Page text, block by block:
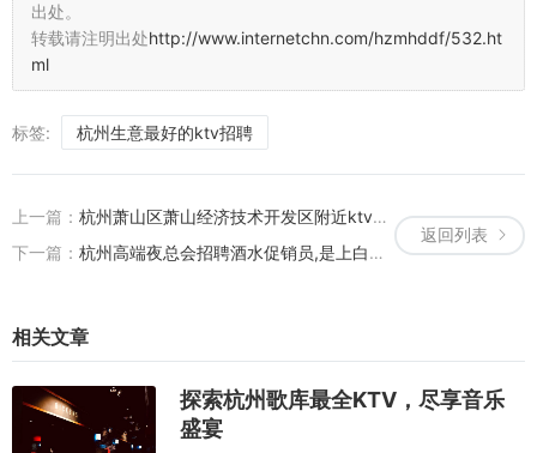
下午去空调也不开，找服务生说了几次，说是空调不好，热死人了，
快结束时另找了一个管事的，才开。杭州余杭区瓶窑镇附近酒吧招聘
【环境】KTV里环境很好我们订的是晚上六点到9点的场，去得晚了，
以微信扫码点歌，很方便。,
出处。
转载请注明出处http://www.internetchn.com/hzmhddf/532.ht
ml
标签: 杭州生意最好的ktv招聘
返回列表
上一篇： 杭州萧山区萧山经济技术开发区附近ktv招聘商务礼仪,领班直聘的
下一篇： 杭州高端夜总会招聘酒水促销员,是上白班还是上夜班
相关文章
探索杭州歌库最全KTV，尽享音乐
盛宴